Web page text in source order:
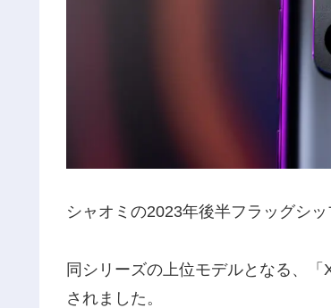
シャオミの2023年後半フラッグシッ
同シリーズの上位モデルとなる、
されました。